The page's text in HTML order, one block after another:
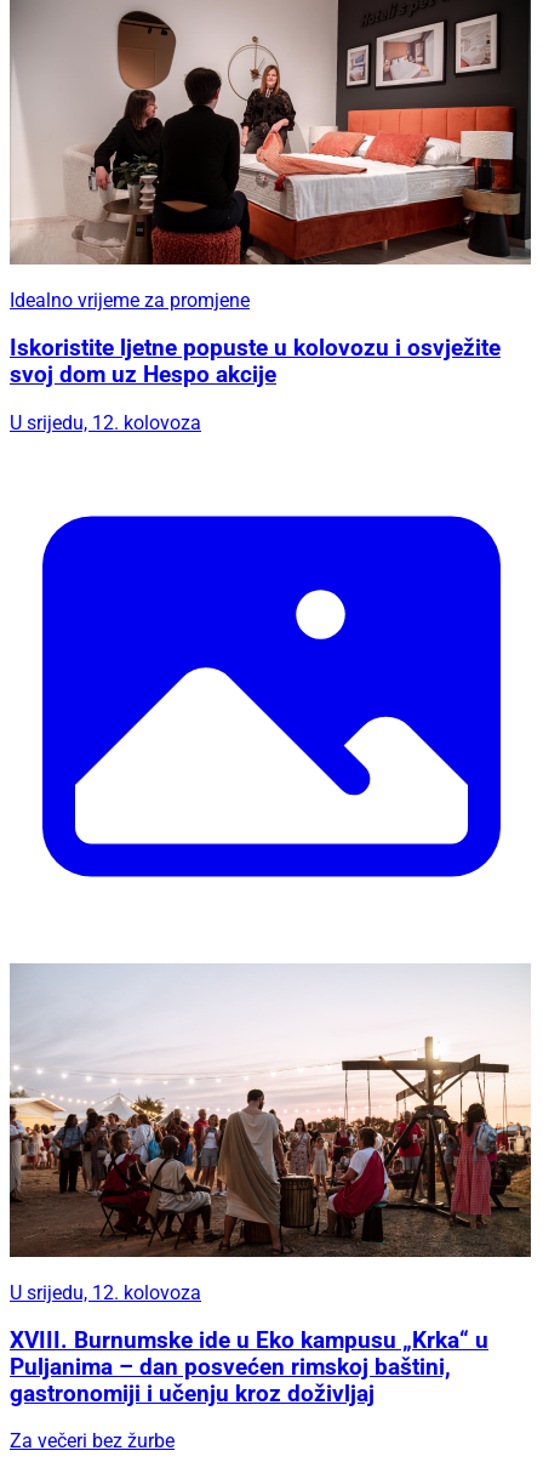
Idealno vrijeme za promjene
Iskoristite ljetne popuste u kolovozu i osvježite
svoj dom uz Hespo akcije
U srijedu, 12. kolovoza
U srijedu, 12. kolovoza
XVIII. Burnumske ide u Eko kampusu „Krka“ u
Puljanima – dan posvećen rimskoj baštini,
gastronomiji i učenju kroz doživljaj
Za večeri bez žurbe